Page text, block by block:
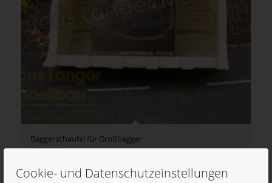
Cookie- und Datenschutzeinstellungen
Baggerschaufel für Großbagger
15,90€ inkl. MwSt